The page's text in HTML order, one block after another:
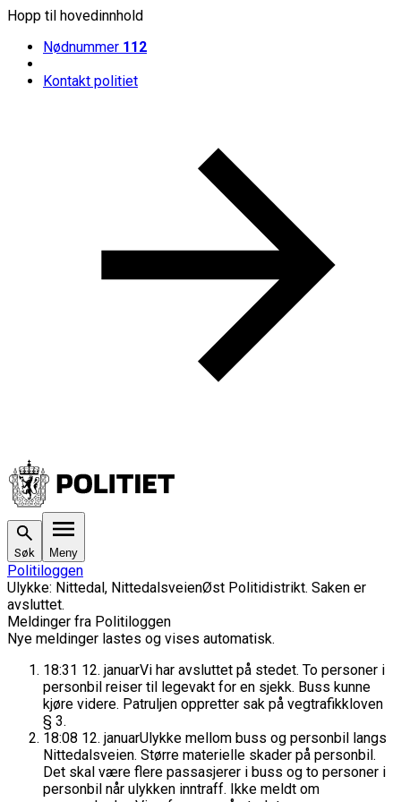
Hopp til hovedinnhold
Nødnummer 112
Kontakt politiet
Søk Meny
Politiloggen
Ulykke: Nittedal, NittedalsveienØst Politidistrikt. Saken er
avsluttet.
Meldinger fra Politiloggen
Nye meldinger lastes og vises automatisk.
18:31 12. januarVi har avsluttet på stedet. To personer i
personbil reiser til legevakt for en sjekk. Buss kunne
kjøre videre. Patruljen oppretter sak på vegtrafikkloven
§ 3.
18:08 12. januarUlykke mellom buss og personbil langs
Nittedalsveien. Større materielle skader på personbil.
Det skal være flere passasjerer i buss og to personer i
personbil når ulykken inntraff. Ikke meldt om